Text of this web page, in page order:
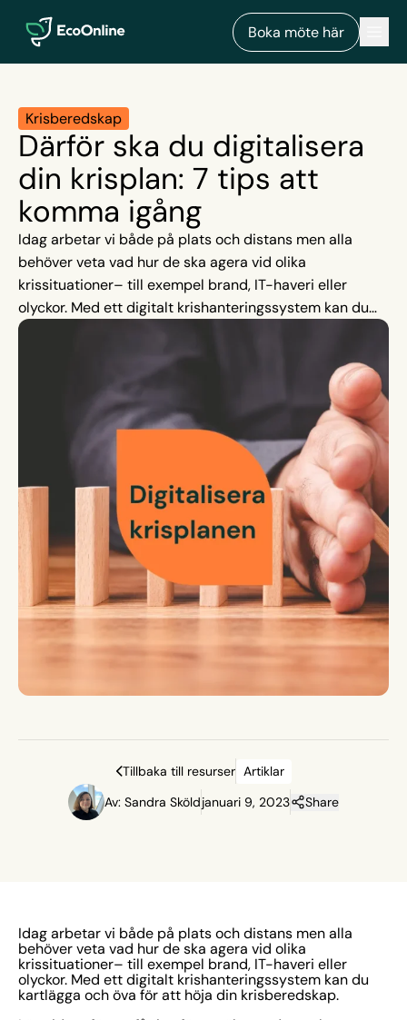
EcoOnline
Boka möte här
Krisberedskap
Därför ska du digitalisera
din krisplan: 7 tips att
komma igång
Idag arbetar vi både på plats och distans men alla
behöver veta vad hur de ska agera vid olika
krissituationer– till exempel brand, IT-haveri eller
olyckor. Med ett digitalt krishanteringssystem kan du
kartlägga och öva för att höja din beredskap. Läs vidare
begreppet kris, beredskap och säkerhet.
Tillbaka till resurser Artiklar
Av: Sandra Sköldjanuari 9, 2023 Share
Idag arbetar vi både på plats och distans men alla
behöver veta vad hur de ska agera vid olika
krissituationer– till exempel brand, IT-haveri eller
olyckor. Med ett digitalt krishanteringssystem kan du
kartlägga och öva för att höja din krisberedskap.